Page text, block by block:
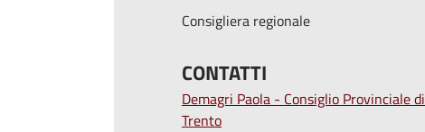
Consigliera regionale
CONTATTI
Demagri Paola - Consiglio Provinciale di
Trento